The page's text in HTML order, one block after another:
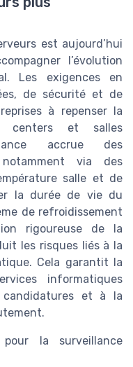
est aujourd’hui
l’évolution
Les exigences en
de sécurité et de
à repenser la
centers et salles
accrue des
notamment via des
salle et de
la durée de vie du
de refroidissement
rigoureuse de la
les risques liés à la
Cela garantit la
informatiques
et à la
la surveillance